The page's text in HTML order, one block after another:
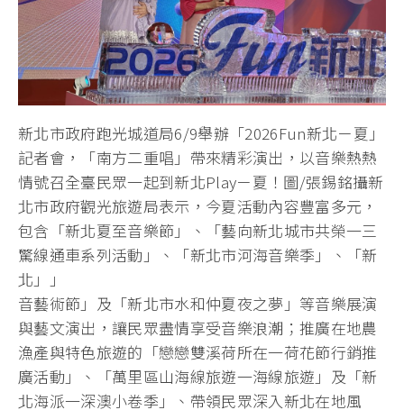
新北市政府跑光城道局6/9舉辦「2026Fun新北ㄧ夏」
記者會，「南方二重唱」帶來精彩演出，以音樂熱熱
情號召全臺民眾一起到新北Playㄧ夏！圖/張錫銘攝新
北市政府觀光旅遊局表示，今夏活動內容豐富多元，
包含「新北夏至音樂節」、「藝向新北城市共榮一三
驚線通車系列活動」、「新北市河海音樂季」、「新
北」」
音藝術節」及「新北市水和仲夏夜之夢」等音樂展演
與藝文演出，讓民眾盡情享受音樂浪潮；推廣在地農
漁產與特色旅遊的「戀戀雙溪荷所在一荷花節行銷推
廣活動」、「萬里區山海線旅遊一海線旅遊」及「新
北海派一深澳小卷季」、帶領民眾深入新北在地風